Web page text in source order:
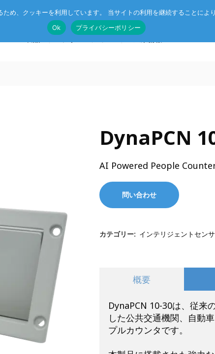
VMEボード
マザーボード
I/Oボード
シリアルボード
エッジコンピューティング・AIoT
DynaPCN
AI Powered People
問い合わせ
カテゴリー: インテリジェントセンサ
概要
DynaPCN 10-30は、従来
した公共交通機関、自動
プルカウンタです。
め、クッキーを利用しています。 当サイトの利用を継続することによ
Ok
プライバシーポリシー